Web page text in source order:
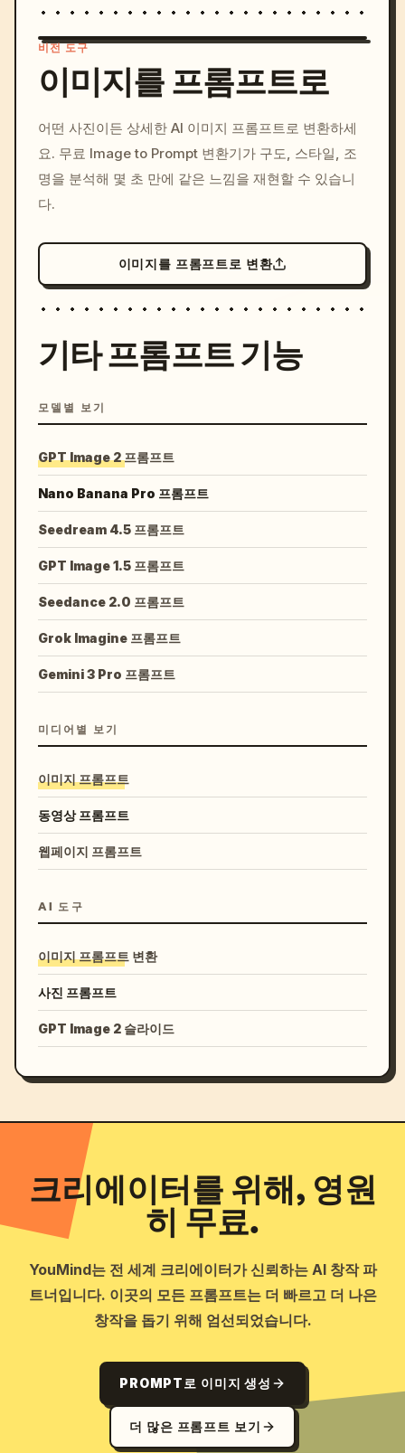
c, cyberpunk sunset, neon
colors, 8k --v 6.0
비전 도구
이미지를 프롬프트로
어떤 사진이든 상세한 AI 이미지 프롬프트로 변환하세
요. 무료 Image to Prompt 변환기가 구도, 스타일, 조
명을 분석해 몇 초 만에 같은 느낌을 재현할 수 있습니
다.
이미지를 프롬프트로 변환
기타 프롬프트 기능
모델별 보기
GPT Image 2 프롬프트
Nano Banana Pro 프롬프트
Seedream 4.5 프롬프트
GPT Image 1.5 프롬프트
Seedance 2.0 프롬프트
Grok Imagine 프롬프트
Gemini 3 Pro 프롬프트
미디어별 보기
이미지 프롬프트
동영상 프롬프트
웹페이지 프롬프트
AI 도구
이미지 프롬프트 변환
사진 프롬프트
GPT Image 2 슬라이드
크리에이터를 위해, 영원
히 무료.
YouMind는 전 세계 크리에이터가 신뢰하는 AI 창작 파
트너입니다. 이곳의 모든 프롬프트는 더 빠르고 더 나은
창작을 돕기 위해 엄선되었습니다.
PROMPT로 이미지 생성
더 많은 프롬프트 보기